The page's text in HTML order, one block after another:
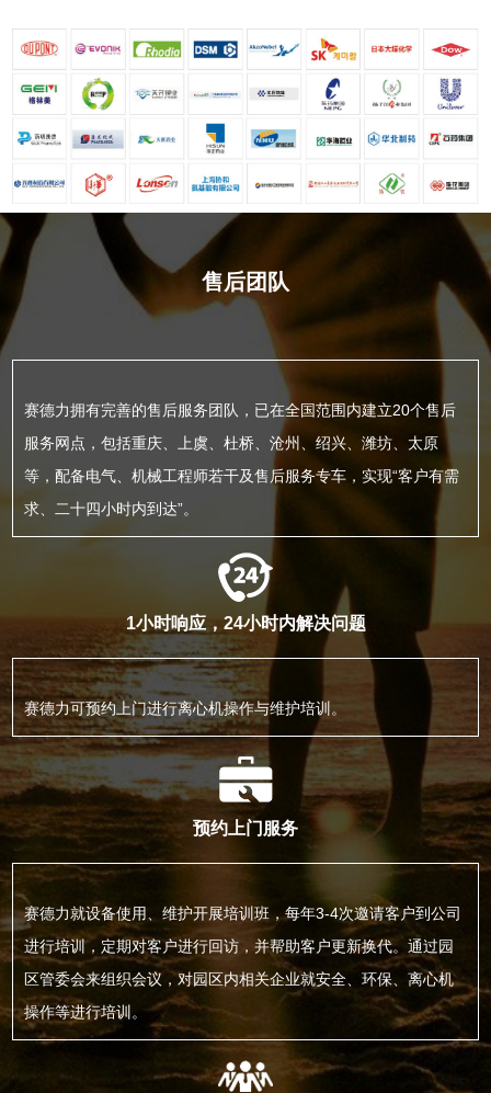
售后团队
赛德力拥有完善的售后服务团队，已在全国范围内建立20个售后
服务网点，包括重庆、上虞、杜桥、沧州、绍兴、潍坊、太原
等，配备电气、机械工程师若干及售后服务专车，实现“客户有需
求、二十四小时内到达”。
1小时响应，24小时内解决问题
赛德力可预约上门进行离心机操作与维护培训。
预约上门服务
赛德力就设备使用、维护开展培训班，每年3-4次邀请客户到公司
进行培训，定期对客户进行回访，并帮助客户更新换代。通过园
区管委会来组织会议，对园区内相关企业就安全、环保、离心机
操作等进行培训。